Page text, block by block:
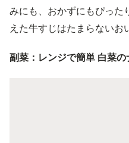
みにも、おかずにもぴった
えた牛すじはたまらないお
副菜：レンジで簡単 白菜の